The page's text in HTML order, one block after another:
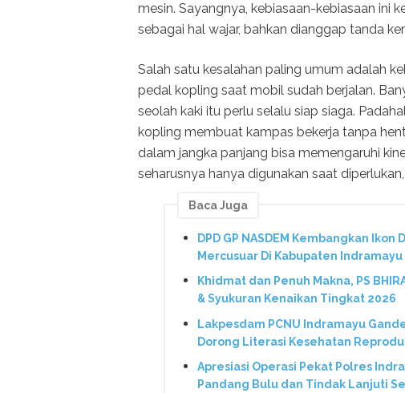
mesin. Sayangnya, kebiasaan-kebiasaan ini
sebagai hal wajar, bahkan dianggap tanda
Salah satu kesalahan paling umum adalah
pedal kopling saat mobil sudah berjalan.
seolah kaki itu perlu selalu siap siaga.
kopling membuat kampas bekerja tanpa
dalam jangka panjang bisa memengaruhi
seharusnya hanya digunakan saat
Baca Juga
DPD GP NASDEM Kembangkan
Mercusuar Di Kabupaten Indramayu
Khidmat dan Penuh Makna, PS
& Syukuran Kenaikan Tingkat 2026
Lakpesdam PCNU Indramayu
Dorong Literasi Kesehatan
Apresiasi Operasi Pekat Polres
Pandang Bulu dan Tindak Lanjuti